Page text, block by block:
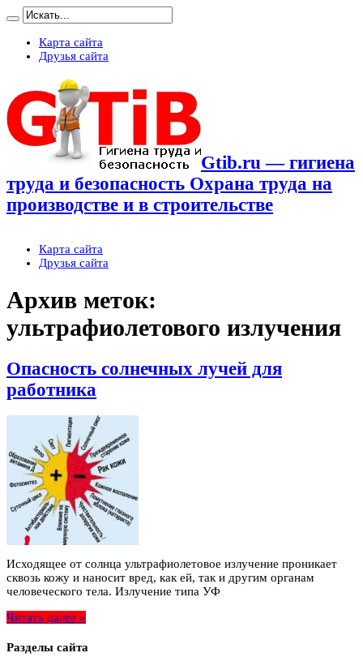
Карта сайта
Друзья сайта
Gtib.ru — гигиена
труда и безопасность Охрана труда на
производстве и в строительстве
Карта сайта
Друзья сайта
Архив меток:
ультрафиолетового излучения
Опасность солнечных лучей для
работника
Исходящее от солнца ультрафиолетовое излучение проникает
сквозь кожу и наносит вред, как ей, так и другим органам
человеческого тела. Излучение типа УФ
Читать далее »
Разделы сайта